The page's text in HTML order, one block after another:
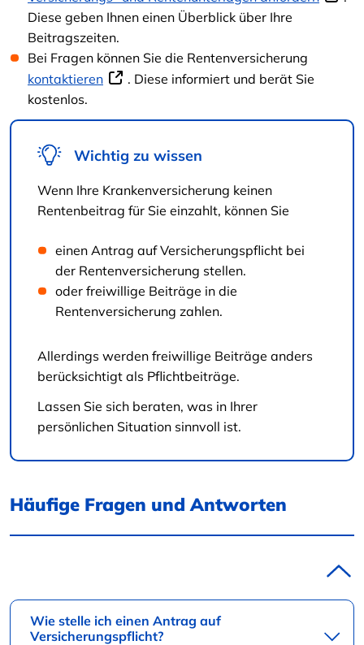
Diese geben Ihnen einen Überblick über Ihre
Beitragszeiten.
Bei Fragen können Sie die Rentenversicherung
kontaktieren
. Diese informiert und berät Sie
kostenlos.
Wichtig zu wissen
Wenn Ihre Krankenversicherung keinen
Rentenbeitrag für Sie einzahlt, können Sie
einen Antrag auf Versicherungspflicht bei
der Rentenversicherung stellen.
oder freiwillige Beiträge in die
Rentenversicherung zahlen.
Allerdings werden freiwillige Beiträge anders
berücksichtigt als Pflichtbeiträge.
Lassen Sie sich beraten, was in Ihrer
persönlichen Situation sinnvoll ist.
Häufige Fragen und Antworten
Wie stelle ich einen Antrag auf
Versicherungspflicht?